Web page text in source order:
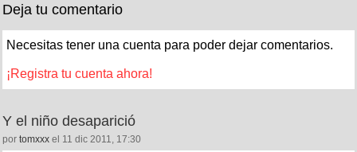
Deja tu comentario
Necesitas tener una cuenta para poder dejar comentarios.
¡Registra tu cuenta ahora!
Y el niño desaparició
por tomxxx el 11 dic 2011, 17:30